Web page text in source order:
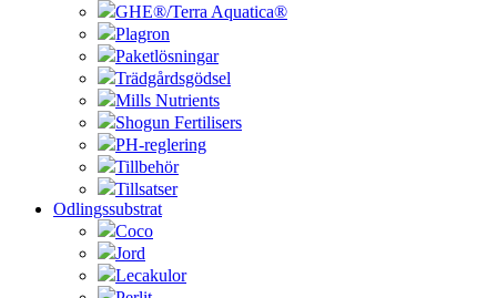
GHE®/Terra Aquatica®
Plagron
Paketlösningar
Trädgårdsgödsel
Mills Nutrients
Shogun Fertilisers
PH-reglering
Tillbehör
Tillsatser
Odlingssubstrat
Coco
Jord
Lecakulor